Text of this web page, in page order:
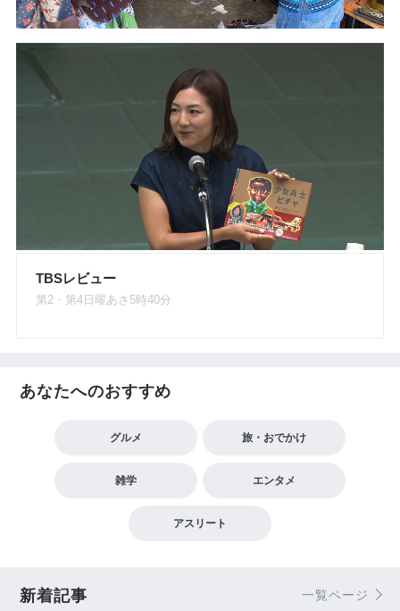
TBSレビュー
第2・第4日曜あさ5時40分
あなたへのおすすめ
グルメ 旅・おでかけ
雑学 エンタメ
アスリート
新着記事 一覧ページ